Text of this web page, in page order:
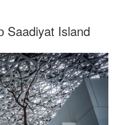
Saadiyat Island